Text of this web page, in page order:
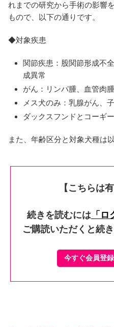
れまでの研究から手術の影響
もので、以下の通りです。
◆対象疾患
関節疾患：股関節形成不
成異常
がん：リンパ腫、血管肉
メス犬のみ：乳腺がん、
ダックスフンドとコーギ
また、年齢区分と対象犬種は
【こちらは
続きを読むには 「ロ
ご購読いただくと続
今すぐ会員登